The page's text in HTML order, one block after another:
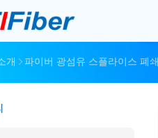
개 파이버 광섬유 스플라이스 폐쇄